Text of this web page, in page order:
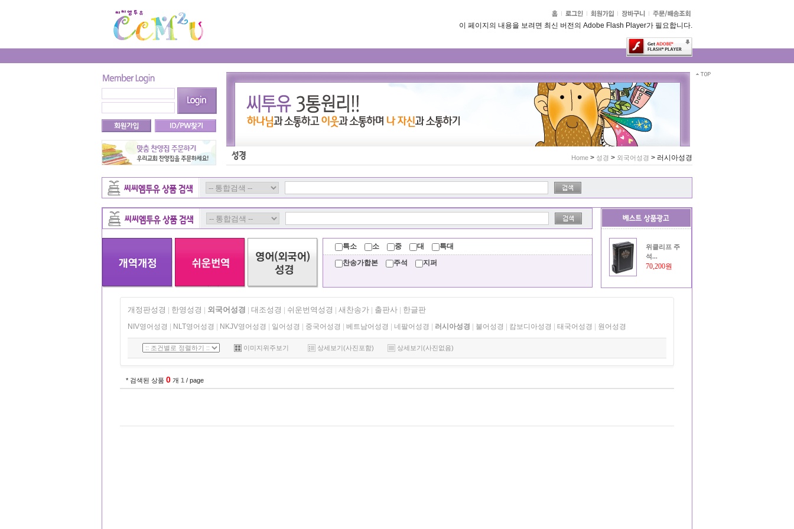
이 페이지의 내용을 보려면 최신 버전의 Adobe Flash Player가 필요합니다.
Home > 성경 > 외국어성경 > 러시아성경
특소 소 중 대
특대
찬송가합본
주석 지퍼
위클리프 주
석...
70,200원
개정판성경 한영성경 외국어성경 대조성경 쉬운번역성경 새찬송가 출판사 한글판
NIV영어성경 NLT영어성경 NKJV영어성경 일어성경 중국어성경 베트남어성경 네팔어성경 러시아성경 불어성경 캄보디아성경 태국어성경 원어성경
이미지위주보기 상세보기(사진포함) 상세보기(사진없음)
* 검색된 상품 0 개 1 / page